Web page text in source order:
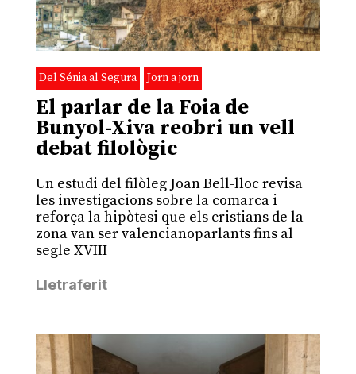
Del Sénia al Segura Jorn a jorn
El parlar de la Foia de
Bunyol-Xiva reobri un vell
debat filològic
Un estudi del filòleg Joan Bell-lloc revisa
les investigacions sobre la comarca i
reforça la hipòtesi que els cristians de la
zona van ser valencianoparlants fins al
segle XVIII
Lletraferit